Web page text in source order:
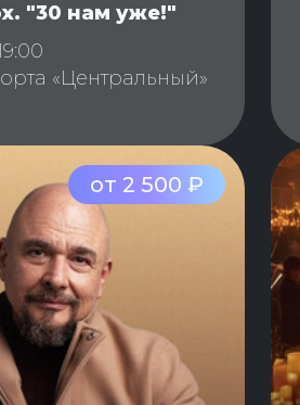
"30 нам уже!"
«Центральный»
от 2 500 ₽